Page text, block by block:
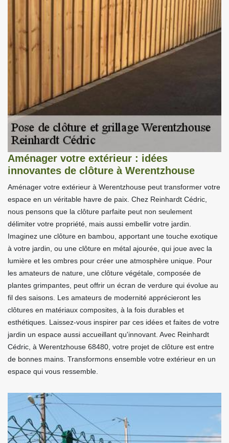
Aménager votre extérieur : idées
innovantes de clôture à Werentzhouse
Aménager votre extérieur à Werentzhouse peut transformer votre
espace en un véritable havre de paix. Chez Reinhardt Cédric,
nous pensons que la clôture parfaite peut non seulement
délimiter votre propriété, mais aussi embellir votre jardin.
Imaginez une clôture en bambou, apportant une touche exotique
à votre jardin, ou une clôture en métal ajourée, qui joue avec la
lumière et les ombres pour créer une atmosphère unique. Pour
les amateurs de nature, une clôture végétale, composée de
plantes grimpantes, peut offrir un écran de verdure qui évolue au
fil des saisons. Les amateurs de modernité apprécieront les
clôtures en matériaux composites, à la fois durables et
esthétiques. Laissez-vous inspirer par ces idées et faites de votre
jardin un espace aussi accueillant qu'innovant. Avec Reinhardt
Cédric, à Werentzhouse 68480, votre projet de clôture est entre
de bonnes mains. Transformons ensemble votre extérieur en un
espace qui vous ressemble.